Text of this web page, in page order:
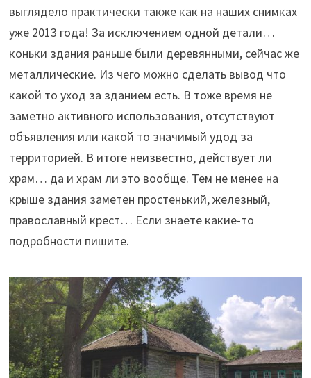
выглядело практически также как на наших снимках
уже 2013 года! За исключением одной детали…
коньки здания раньше были деревянными, сейчас же
металлические. Из чего можно сделать вывод что
какой то уход за зданием есть. В тоже время не
заметно активного использования, отсутствуют
объявления или какой то значимый удод за
территорией. В итоге неизвестно, действует ли
храм… да и храм ли это вообще. Тем не менее на
крыше здания заметен простенький, железный,
православный крест… Если знаете какие-то
подробности пишите.